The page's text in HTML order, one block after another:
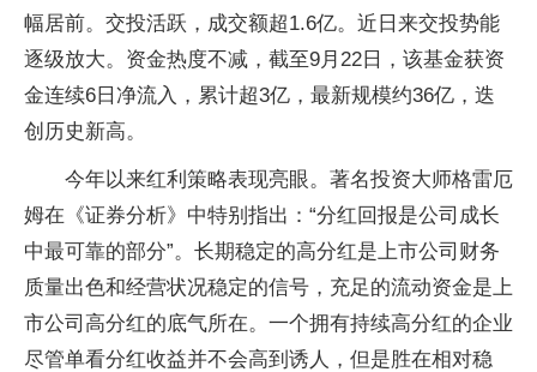
幅居前。交投活跃，成交额超1.6亿。近日来交投势能
逐级放大。资金热度不减，截至9月22日，该基金获资
金连续6日净流入，累计超3亿，最新规模约36亿，迭
创历史新高。
今年以来红利策略表现亮眼。著名投资大师格雷厄
姆在《证券分析》中特别指出：“分红回报是公司成长
中最可靠的部分”。长期稳定的高分红是上市公司财务
质量出色和经营状况稳定的信号，充足的流动资金是上
市公司高分红的底气所在。一个拥有持续高分红的企业
尽管单看分红收益并不会高到诱人，但是胜在相对稳